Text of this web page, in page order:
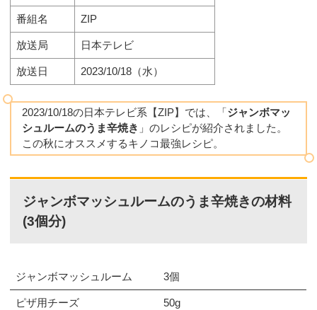
番組名 ZIP
放送局 日本テレビ
放送日 2023/10/18（水）
2023/10/18の日本テレビ系【ZIP】では、「ジャンボマッ
シュルームのうま辛焼き 」のレシピが紹介されました。
この秋にオススメするキノコ最強レシピ。
ジャンボマッシュルームのうま辛焼きの材料
(3個分)
ジャンボマッシュルーム 3個
ピザ用チーズ 50g